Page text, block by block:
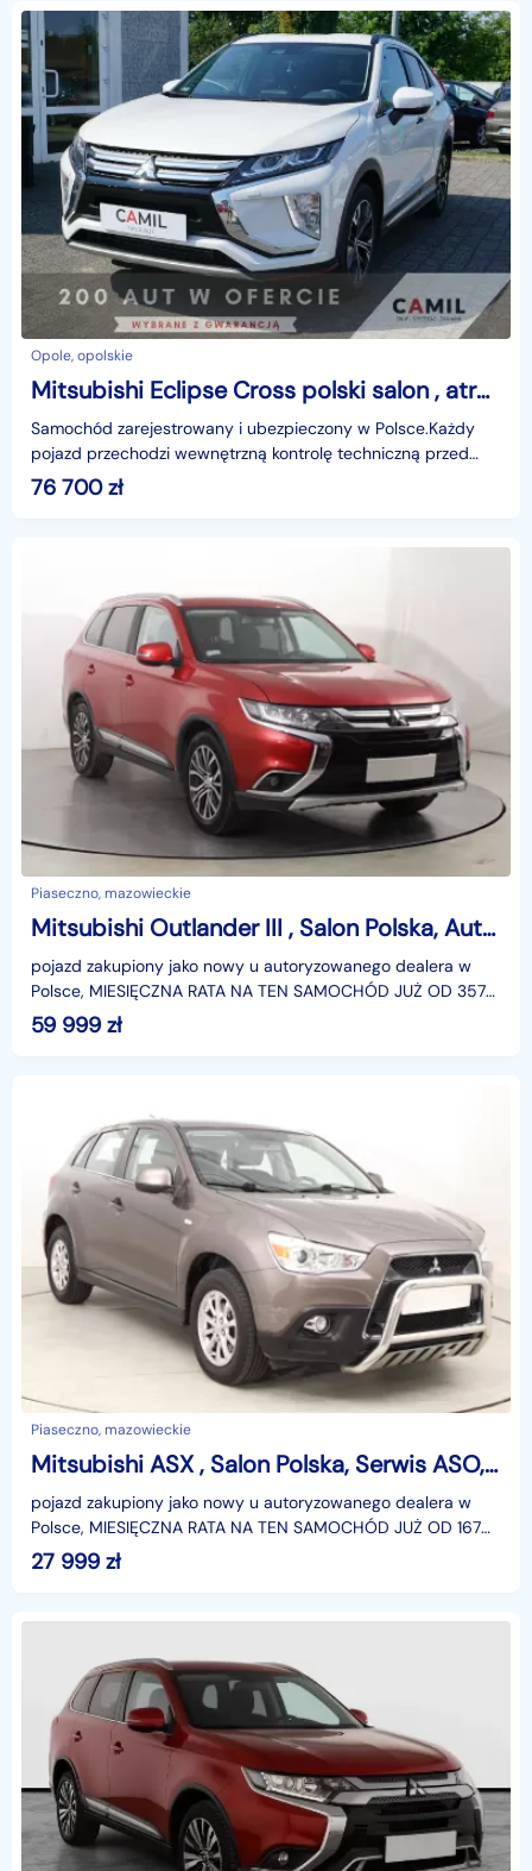
Opole, opolskie
Mitsubishi Eclipse Cross polski salon , atrakcyjny przebieg, I rej. 04.12.2020 r.
Samochód zarejestrowany i ubezpieczony w Polsce.Każdy
pojazd przechodzi wewnętrzną kontrolę techniczną przed
sprzedażą.Możliwość zakupu z gwarancją.Mitsubishi E
76 700zł
Piaseczno, mazowieckie
Mitsubishi Outlander III , Salon Polska, Automat, 7 miejsc, Xenon, Klimatronic,
pojazd zakupiony jako nowy u autoryzowanego dealera w
Polsce, MIESIĘCZNA RATA NA TEN SAMOCHÓD JUŻ OD 357
PLN*Podana w ogłoszeniu lokalizacja pojazdu jest aktua
59 999 zł
Piaseczno, mazowieckie
Mitsubishi ASX , Salon Polska, Serwis ASO, Klimatronic, Tempomat, Parktronic
pojazd zakupiony jako nowy u autoryzowanego dealera w
Polsce, MIESIĘCZNA RATA NA TEN SAMOCHÓD JUŻ OD 167
PLN*Podana w ogłoszeniu lokalizacja pojazdu jest aktua
27 999 zł